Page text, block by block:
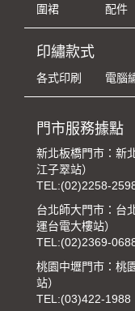
圍裙
配件
印繡款式
各式印刷 電腦
門市服務據點
新北板橋門市：新
江子翠站）
TEL:(02)2258-
台北師大門市：台
運台電大樓站）
TEL:(02)2369-
桃園中壢門市：桃
站）
TEL:(03)422-1988